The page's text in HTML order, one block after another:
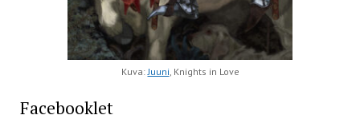
Kuva:Juuni, Knights in Love
Facebooklet